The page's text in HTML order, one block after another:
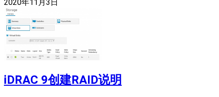
2020年11月3日
iDRAC 9创建RAID说明